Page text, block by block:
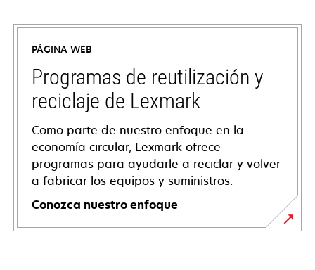
opens
in
new
tab
PÁGINA WEB
Programas de reutilización y
reciclaje de Lexmark
Como parte de nuestro enfoque en la
economía circular, Lexmark ofrece
programas para ayudarle a reciclar y volver
a fabricar los equipos y suministros.
Conozca nuestro enfoque